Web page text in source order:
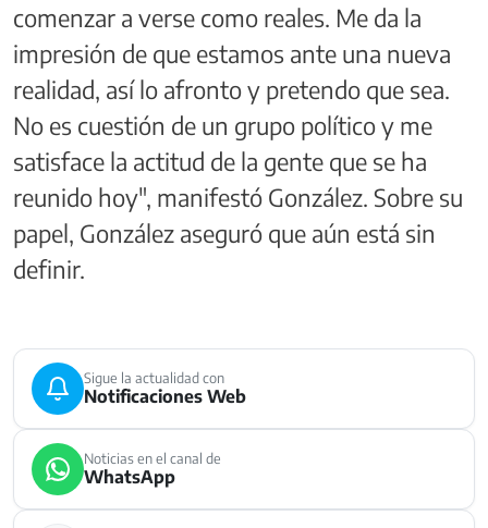
comenzar a verse como reales. Me da la
impresión de que estamos ante una nueva
realidad, así lo afronto y pretendo que sea.
No es cuestión de un grupo político y me
satisface la actitud de la gente que se ha
reunido hoy", manifestó González. Sobre su
papel, González aseguró que aún está sin
definir.
Sigue la actualidad con
Notificaciones Web
Noticias en el canal de
WhatsApp